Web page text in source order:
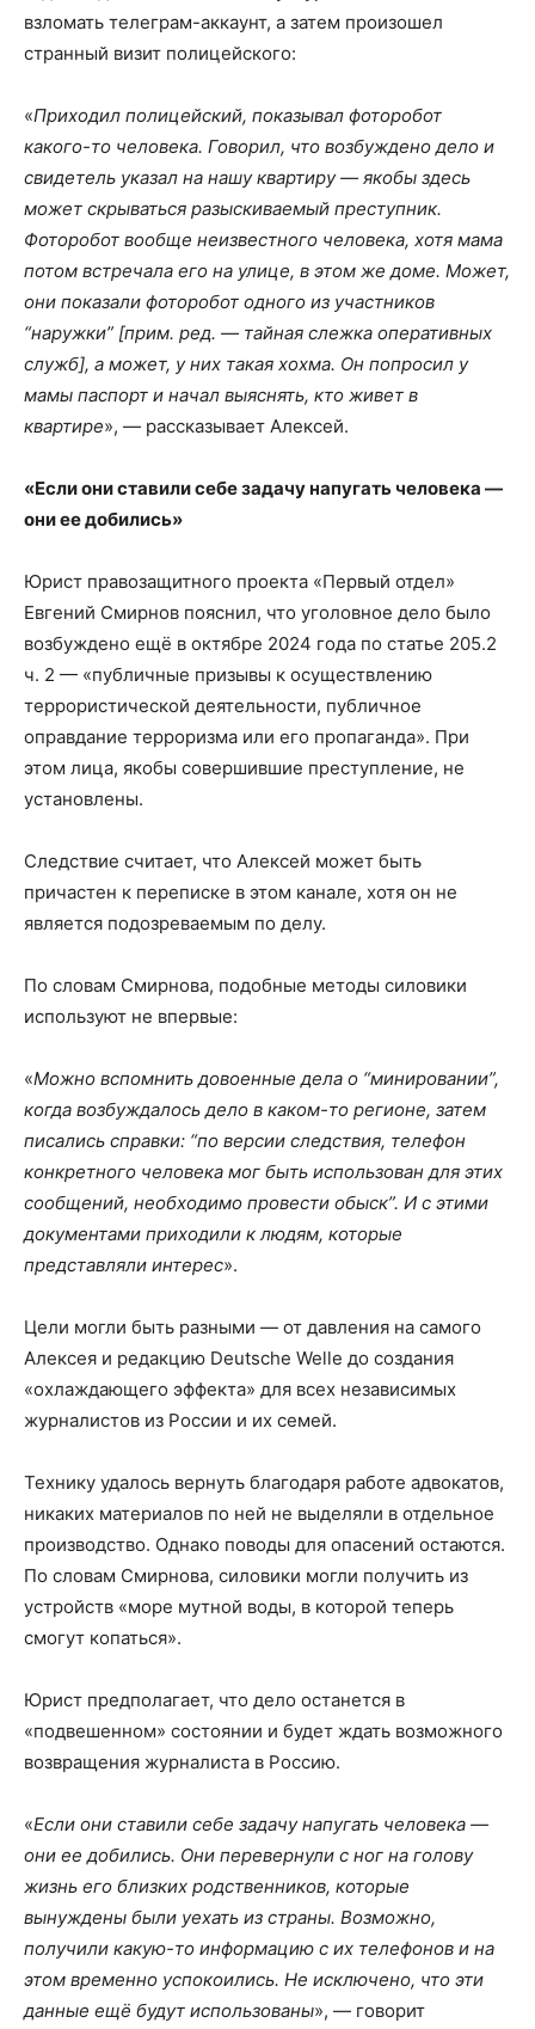
взломать телеграм-аккаунт, а затем произошел
странный визит полицейского:
«Приходил полицейский, показывал фоторобот
какого-то человека. Говорил, что возбуждено дело и
свидетель указал на нашу квартиру — якобы здесь
может скрываться разыскиваемый преступник.
Фоторобот вообще неизвестного человека, хотя мама
потом встречала его на улице, в этом же доме. Может,
они показали фоторобот одного из участников
“наружки” [прим. ред. — тайная слежка оперативных
служб], а может, у них такая хохма. Он попросил у
мамы паспорт и начал выяснять, кто живет в
квартире», — рассказывает Алексей.
«Если они ставили себе задачу напугать человека —
они ее добились»
Юрист правозащитного проекта «Первый отдел»
Евгений Смирнов пояснил, что уголовное дело было
возбуждено ещё в октябре 2024 года по статье 205.2
ч. 2 — «публичные призывы к осуществлению
террористической деятельности, публичное
оправдание терроризма или его пропаганда». При
этом лица, якобы совершившие преступление, не
установлены.
Следствие считает, что Алексей может быть
причастен к переписке в этом канале, хотя он не
является подозреваемым по делу.
По словам Смирнова, подобные методы силовики
используют не впервые:
«Можно вспомнить довоенные дела о “минировании”,
когда возбуждалось дело в каком-то регионе, затем
писались справки: “по версии следствия, телефон
конкретного человека мог быть использован для этих
сообщений, необходимо провести обыск”. И с этими
документами приходили к людям, которые
представляли интерес».
Цели могли быть разными — от давления на самого
Алексея и редакцию Deutsche Welle до создания
«охлаждающего эффекта» для всех независимых
журналистов из России и их семей.
Технику удалось вернуть благодаря работе адвокатов,
никаких материалов по ней не выделяли в отдельное
производство. Однако поводы для опасений остаются.
По словам Смирнова, силовики могли получить из
устройств «море мутной воды, в которой теперь
смогут копаться».
Юрист предполагает, что дело останется в
«подвешенном» состоянии и будет ждать возможного
возвращения журналиста в Россию.
«Если они ставили себе задачу напугать человека —
они ее добились. Они перевернули с ног на голову
жизнь его близких родственников, которые
вынуждены были уехать из страны. Возможно,
получили какую-то информацию с их телефонов и на
этом временно успокоились. Не исключено, что эти
данные ещё будут использованы», — говорит